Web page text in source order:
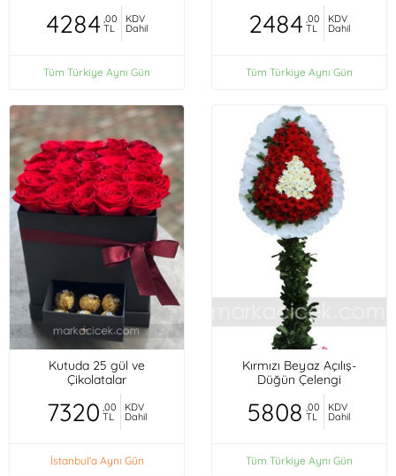
4284 ,00
TL
KDV
Dahil
Tüm Türkiye Aynı Gün
2484 ,00
TL
KDV
Dahil
Tüm Türkiye Aynı Gün
Kutuda 25 gül ve
Çikolatalar
7320 ,00
TL
KDV
Dahil
İstanbul'a Aynı Gün
Kırmızı Beyaz Açılış-
Düğün Çelengi
5808 ,00
TL
KDV
Dahil
Tüm Türkiye Aynı Gün